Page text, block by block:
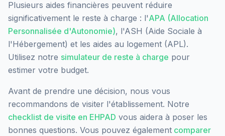
Plusieurs aides financières peuvent réduire
significativement le reste à charge : l'APA (Allocation
Personnalisée d'Autonomie), l'ASH (Aide Sociale à
l'Hébergement) et les aides au logement (APL).
Utilisez notre simulateur de reste à charge pour
estimer votre budget.
Avant de prendre une décision, nous vous
recommandons de visiter l'établissement. Notre
checklist de visite en EHPAD vous aidera à poser les
bonnes questions. Vous pouvez également comparer